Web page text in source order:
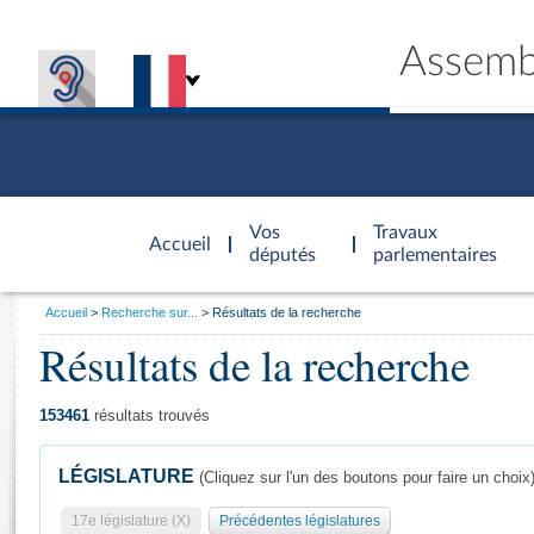
Accueil
d'accueil
Vos
députés
Travaux
parlementaires
Général
Vous
Accueil Recherche sur... Résultats de la recherche
Résultats de la recherche
153461 résultats trouvés
LÉGISLATURE (Cliquez sur l'un des boutons pour faire un choix)
17e législature (X) Précédentes législatures